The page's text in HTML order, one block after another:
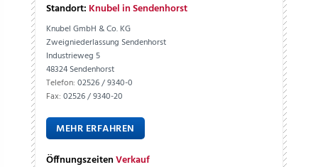
Standort: Knubel in Sendenhorst
Knubel GmbH & Co. KG
Zweigniederlassung Sendenhorst
Industrieweg 5
48324 Sendenhorst
Telefon: 02526 / 9340-0
Fax: 02526 / 9340-20
MEHR ERFAHREN
ÖffnungszeitenVerkauf